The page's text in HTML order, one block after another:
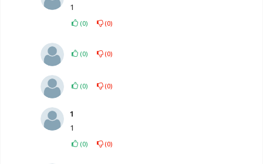
1
(0) (0)
(0) (0)
(0) (0)
1
1
(0) (0)